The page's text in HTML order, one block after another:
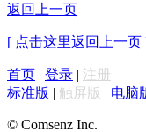
返回上一页
[ 点击这里返回上一页
首页 | 登录 | 注册
标准版 | 触屏版 | 电脑
© Comsenz Inc.